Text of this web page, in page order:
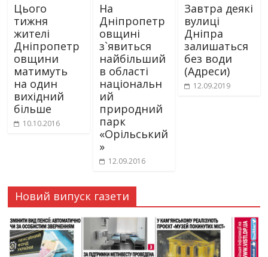
Цього
тижня
жителі
Дніпропетр
овщини
матимуть
на один
вихідний
більше
10.10.2016
На
Дніпропетр
овщині
з`явиться
найбільший
в області
національн
ий
природний
парк
«Орільський
»
12.09.2016
Завтра деякі
вулиці
Дніпра
залишаться
без води
(Адреси)
12.09.2019
Новий випуск газети